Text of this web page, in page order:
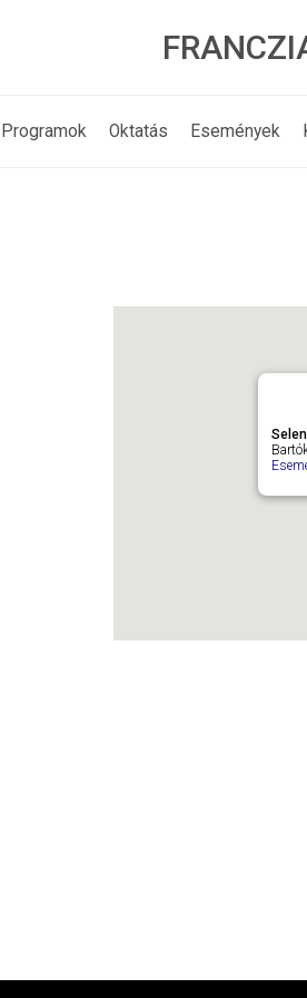
Programok Oktatás Események